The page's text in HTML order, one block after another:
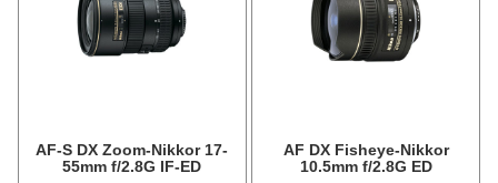
AF-S DX Zoom-Nikkor 17-
55mm f/2.8G IF-ED
AF DX Fisheye-Nikkor
10.5mm f/2.8G ED